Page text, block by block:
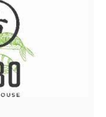
시간오전 11시 ~ 오후 10시
레이크 제공업무 안내뷔페
않고, 보통 하루 정도의 트
엇보다 중요한 것은 손님
는 서비스 마인드입니다. 일
찾습니다깔끔하고 밝은 분
원 기다립니다 :)